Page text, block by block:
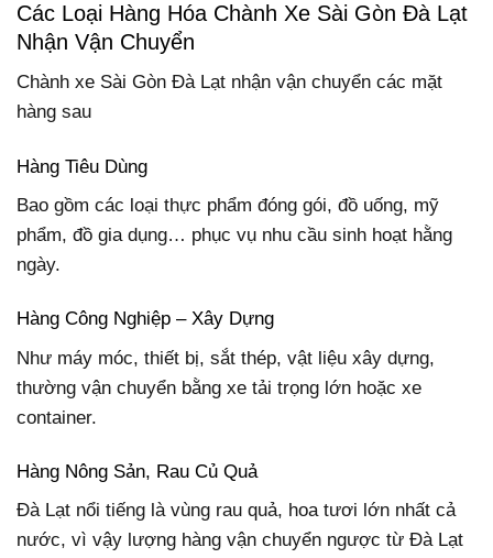
Các Loại Hàng Hóa Chành Xe Sài Gòn Đà Lạt
Nhận Vận Chuyển
Chành xe Sài Gòn Đà Lạt nhận vận chuyển các mặt
hàng sau
Hàng Tiêu Dùng
Bao gồm các loại thực phẩm đóng gói, đồ uống, mỹ
phẩm, đồ gia dụng… phục vụ nhu cầu sinh hoạt hằng
ngày.
Hàng Công Nghiệp – Xây Dựng
Như máy móc, thiết bị, sắt thép, vật liệu xây dựng,
thường vận chuyển bằng xe tải trọng lớn hoặc xe
container.
Hàng Nông Sản, Rau Củ Quả
Đà Lạt nổi tiếng là vùng rau quả, hoa tươi lớn nhất cả
nước, vì vậy lượng hàng vận chuyển ngược từ Đà Lạt